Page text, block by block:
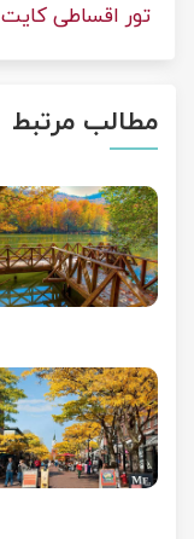
تور اقساطی کایت
مطالب مرتبط